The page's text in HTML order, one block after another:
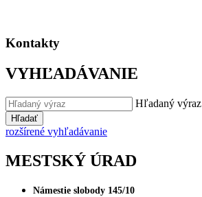
Kontakty
VYHĽADÁVANIE
Hľadaný výraz
Hľadať
rozšírené vyhľadávanie
MESTSKÝ ÚRAD
Námestie slobody 145/10